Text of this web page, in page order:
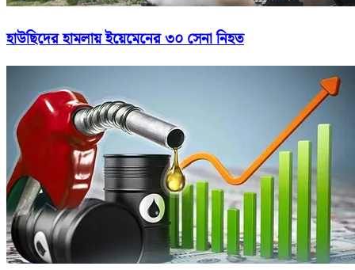
হাউছিদের হামলায় ইয়েমেনের ৩০ সেনা নিহত